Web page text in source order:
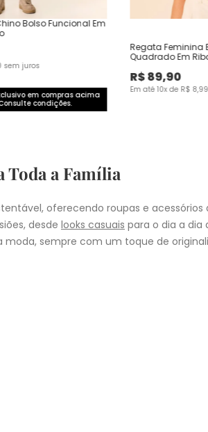
Bolso Funcional Em
sem juros
em compras acima
condições.
Regata Feminina
Quadrado Em
R$89,90
Em até10x de R$ 8,99
Toda a Família
oferecendo roupas e
desde looks casuais para o dia a dia
sempre com um toque de